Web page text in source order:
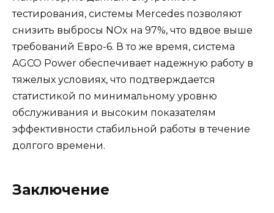
тестирования, системы Mercedes позволяют
снизить выбросы NOx на 97%, что вдвое выше
требований Евро-6. В то же время, система
AGCO Power обеспечивает надежную работу в
тяжелых условиях, что подтверждается
статистикой по минимальному уровню
обслуживания и высоким показателям
эффективности стабильной работы в течение
долгого времени.
Заключение